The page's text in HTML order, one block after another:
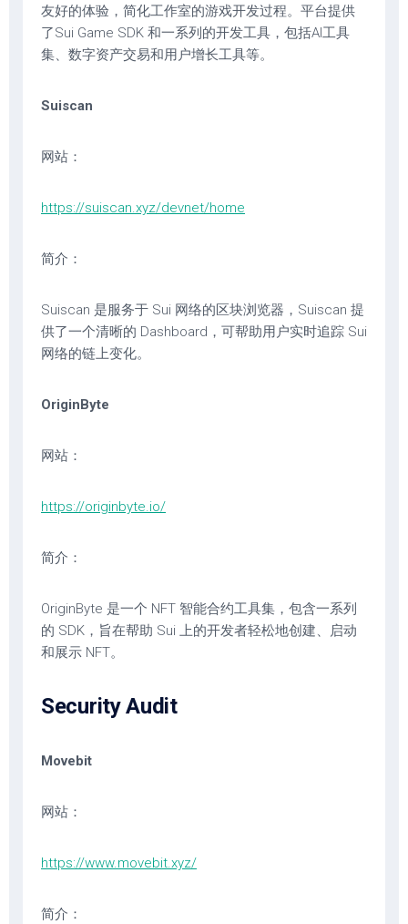
友好的体验，简化工作室的游戏开发过程。平台提供
了Sui Game SDK 和一系列的开发工具，包括AI工具
集、数字资产交易和用户增长工具等。
Suiscan
网站：
https://suiscan.xyz/devnet/home
简介：
Suiscan 是服务于 Sui 网络的区块浏览器，Suiscan 提
供了一个清晰的 Dashboard，可帮助用户实时追踪 Sui
网络的链上变化。
OriginByte
网站：
https://originbyte.io/
简介：
OriginByte 是一个 NFT 智能合约工具集，包含一系列
的 SDK，旨在帮助 Sui 上的开发者轻松地创建、启动
和展示 NFT。
Security Audit
Movebit
网站：
https://www.movebit.xyz/
简介：